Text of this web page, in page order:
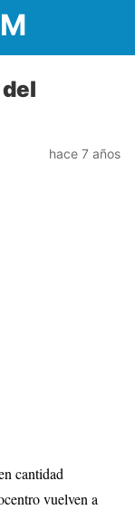
hace 7 años
cantidad
vuelven a